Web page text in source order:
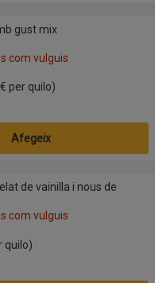
gust mix
com vulguis
per quilo)
Afegeix
Macadàmia
de vainilla i nous de
com vulguis
quilo)